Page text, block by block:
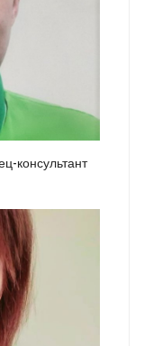
консультант